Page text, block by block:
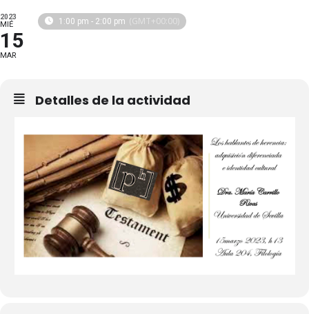
2023
MIÉ
15
MAR
1:00 pm - 2:00 pm (GMT+00:00)
Detalles de la actividad